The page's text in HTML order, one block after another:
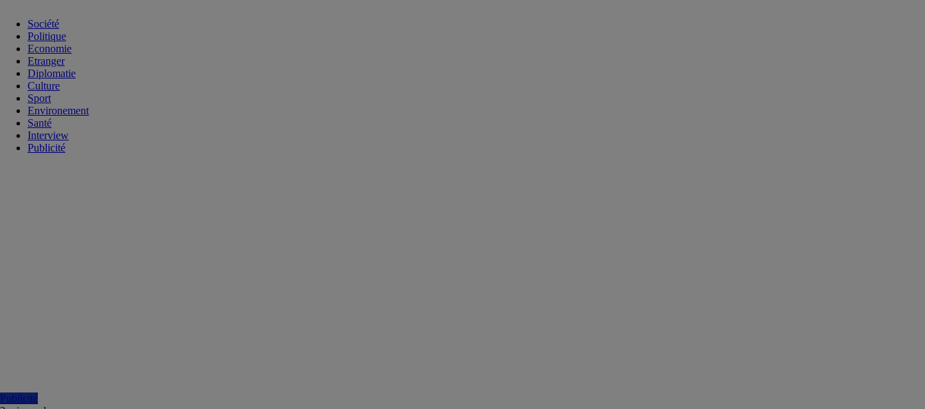
Société
Politique
Economie
Etranger
Diplomatie
Culture
Sport
Environement
Santé
Interview
Publicité
Publicité